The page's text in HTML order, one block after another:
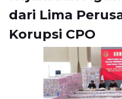
dari Lima
Korupsi CPO